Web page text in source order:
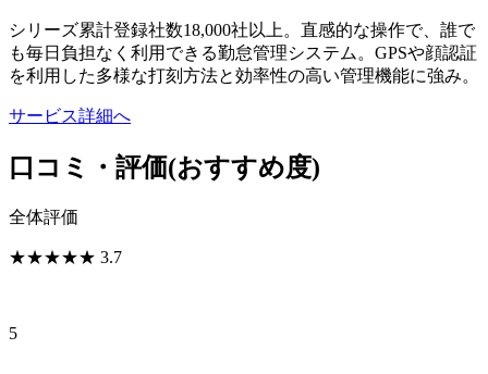
シリーズ累計登録社数18,000社以上。直感的な操作で、誰で
も毎日負担なく利用できる勤怠管理システム。GPSや顔認証
を利用した多様な打刻方法と効率性の高い管理機能に強み。
サービス詳細へ
口コミ・評価(おすすめ度)
全体評価
★★★★★ 3.7
5